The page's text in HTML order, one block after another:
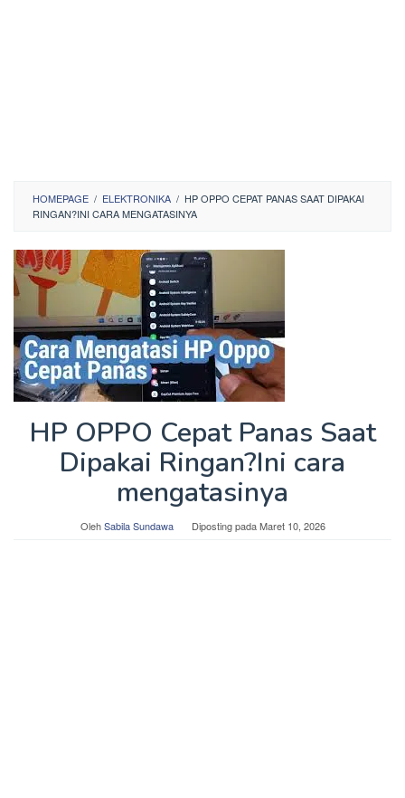
HOMEPAGE / ELEKTRONIKA / HP OPPO CEPAT PANAS SAAT DIPAKAI
RINGAN?INI CARA MENGATASINYA
HP OPPO Cepat Panas Saat
Dipakai Ringan?Ini cara
mengatasinya
OlehSabila Sundawa Diposting padaMaret 10, 2026